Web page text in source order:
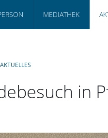
MEDIATHEK
AKTUELLES
in